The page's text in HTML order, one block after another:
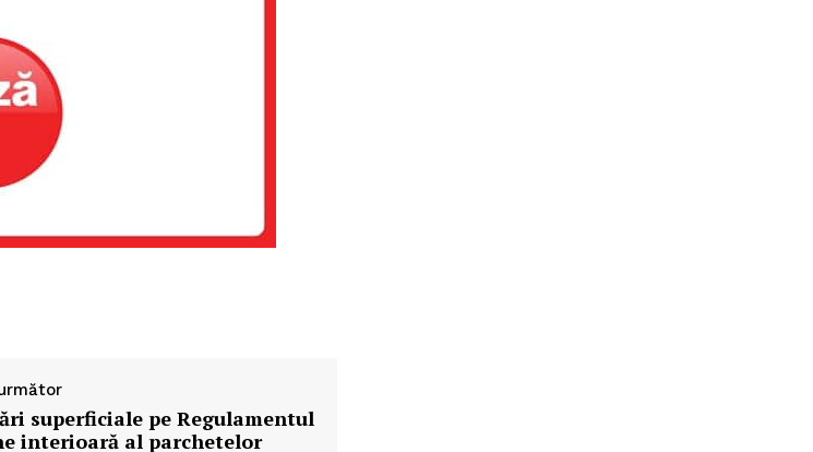
superficiale pe Regulamentul
interioară al parchetelor